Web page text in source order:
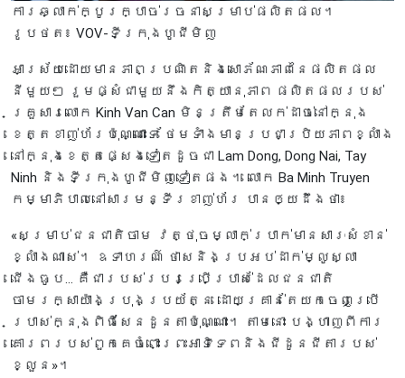
ការឆ្លាក់ក្បូរក្បាច់រចនាសម្រាប់ផលិតផល។
រូបថត៖ VOV-ទីក្រុងហូជីមិញ
អាស្រ័យដោយមានភាពប្រណិតនិងសោភ័ណភាពនៃផលិតផល
នីមួយៗ រួមផ្សំជាមួយនឹងកិត្យានុភាព ផលិតផលរបស់
គ្រួសារលោក Kinh Van Can មិនត្រឹមតែលក់ដាច់នៅក្នុង
ខេត្តខាញ់ហ័រប៉ុណ្ណោះទេ ថែមទាំងមានប្រជាប្រិយភាពខ្លាំង
នៅក្នុងខេត្តផ្សេងទៀតដូចជា Lam Dong, Dong Nai, Tay
Ninh និងទីក្រុងហូជីមិញទៀតផង។ លោក Ba Minh Truyen
កម្មាភិបាលនៅសារមន្ទីរខាញ់ហ័រ បានឲ្យដឹងថា៖
«សម្រាប់ជនជាតិចាម វត្ថុចម្លាក់ប្រាក់មានសារៈសំខាន់
ខ្លាំងណាស់។ ឧទាហរណ៍ ថាសនិងប្រអប់ដាក់ម្លូស្លា
ជើងធូប... គឺជារបស់របរប្រើប្រាស់ដែលជនជាតិ
ចាមរក្សាយ៉ាងប្រុងប្រយ័ត្ន ដោយគ្រាន់តែយកចេញប្រើ
ប្រាស់ក្នុងពិធីសែនដូនតាប៉ុណ្ណោះ។ តាមនោះ បង្ហាញពីការ
គោរពរបស់ពួកគេចំពោះព្រះអាទិទេពនិងជីដូនជីតារបស់
ខ្លួន»។